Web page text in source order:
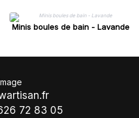
Minis boules de bain - Lavande
72 83 05